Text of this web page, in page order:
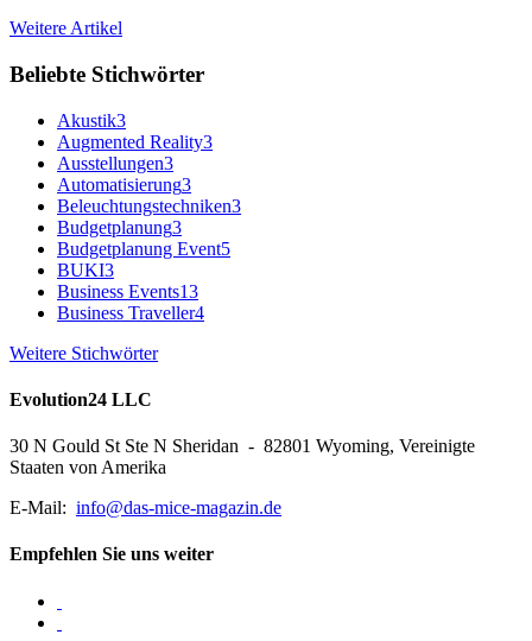
Weitere Artikel
Beliebte Stichwörter
Akustik3
Augmented Reality3
Ausstellungen3
Automatisierung3
Beleuchtungstechniken3
Budgetplanung3
Budgetplanung Event5
BUKI3
Business Events13
Business Traveller4
Weitere Stichwörter
Evolution24 LLC
30 N Gould St Ste N Sheridan - 82801 Wyoming, Vereinigte
Staaten von Amerika
E-Mail: info@das-mice-magazin.de
Empfehlen Sie uns weiter